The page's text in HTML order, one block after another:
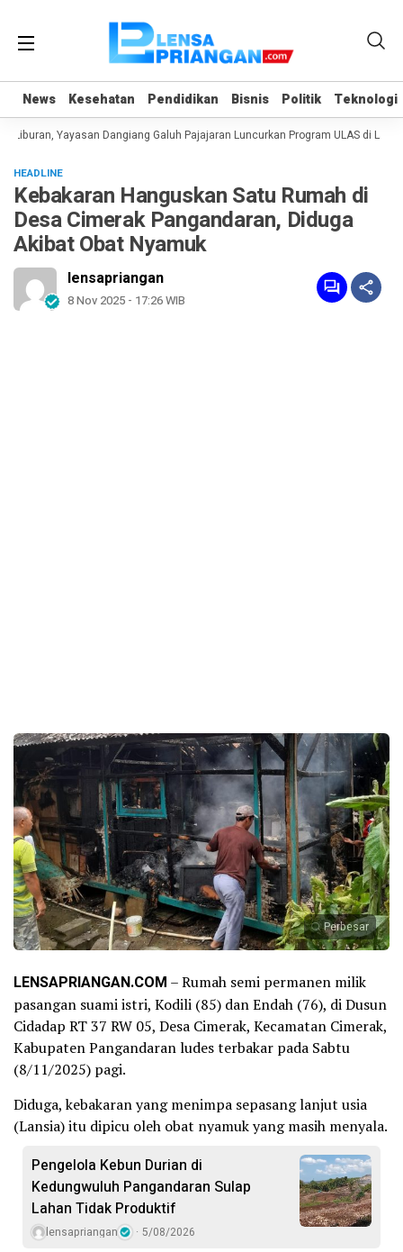
News Kesehatan Pendidikan Bisnis Politik Teknologi
News Kesehatan Pendidikan Bisnis Politik Teknologi
Liburan, Yayasan Dangiang Galuh Pajajaran Luncurkan Program ULAS di
HEADLINE
Kebakaran Hanguskan Satu Rumah di
Desa Cimerak Pangandaran, Diduga
Akibat Obat Nyamuk
lensapriangan
8 Nov 2025 - 17:26 WIB
Perbesar
LENSAPRIANGAN.COM – Rumah semi permanen milik
pasangan suami istri, Kodili (85) dan Endah (76), di Dusun
Cidadap RT 37 RW 05, Desa Cimerak, Kecamatan Cimerak,
Kabupaten Pangandaran ludes terbakar pada Sabtu
(8/11/2025) pagi.
Diduga, kebakaran yang menimpa sepasang lanjut usia
(Lansia) itu dipicu oleh obat nyamuk yang masih menyala.
Pengelola Kebun Durian di
Kedungwuluh Pangandaran Sulap
Lahan Tidak Produktif ‎
lensapriangan 5/08/2026